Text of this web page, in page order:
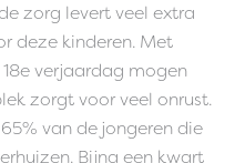
zorg levert veel extra
deze kinderen. Met
verjaardag mogen
zorgt voor veel onrust.
van de jongeren die
Bijna een kwart